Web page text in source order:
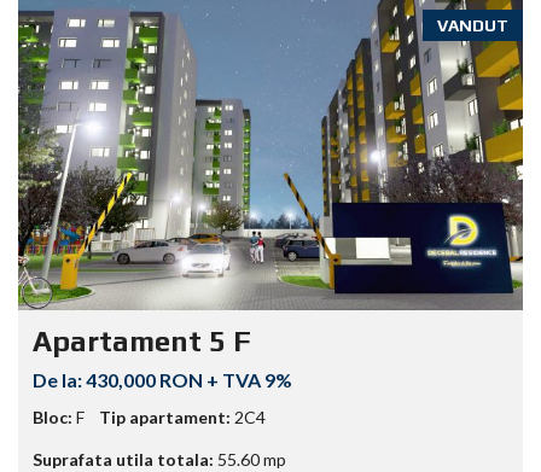
VANDUT
Apartament 5 F
430,000 RON + TVA 9%
Bloc: F Tip apartament: 2C4
Suprafata utila totala: 55.60mp